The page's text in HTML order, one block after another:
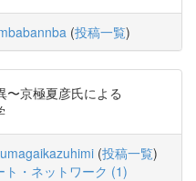
(投稿一覧)
京極夏彦氏による
(投稿一覧)
ト・ネットワーク (1)